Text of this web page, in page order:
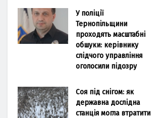
У поліції
Тернопільщини
проходять масштабні
обшуки: керівнику
слідчого управління
оголосили підозру
Соя під снігом: як
державна дослідна
станція могла втратити